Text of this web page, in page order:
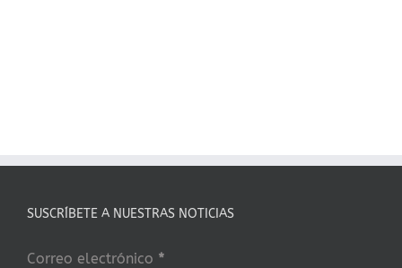
SUSCRÍBETE A NUESTRAS NOTICIAS
Correo electrónico *